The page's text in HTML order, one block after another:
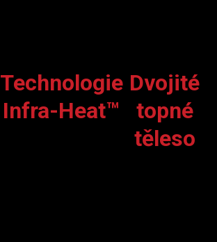
Technologie
Infra-Heat™
Dvojité
topné
těleso